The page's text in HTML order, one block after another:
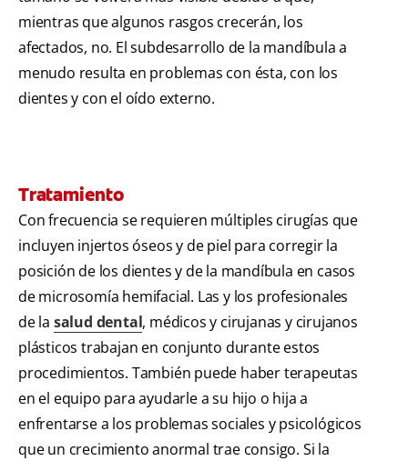
mientras que algunos rasgos crecerán, los
afectados, no. El subdesarrollo de la mandíbula a
menudo resulta en problemas con ésta, con los
dientes y con el oído externo.
Tratamiento
Con frecuencia se requieren múltiples cirugías que
incluyen injertos óseos y de piel para corregir la
posición de los dientes y de la mandíbula en casos
de microsomía hemifacial. Las y los profesionales
de la salud dental, médicos y cirujanas y cirujanos
plásticos trabajan en conjunto durante estos
procedimientos. También puede haber terapeutas
en el equipo para ayudarle a su hijo o hija a
enfrentarse a los problemas sociales y psicológicos
que un crecimiento anormal trae consigo. Si la